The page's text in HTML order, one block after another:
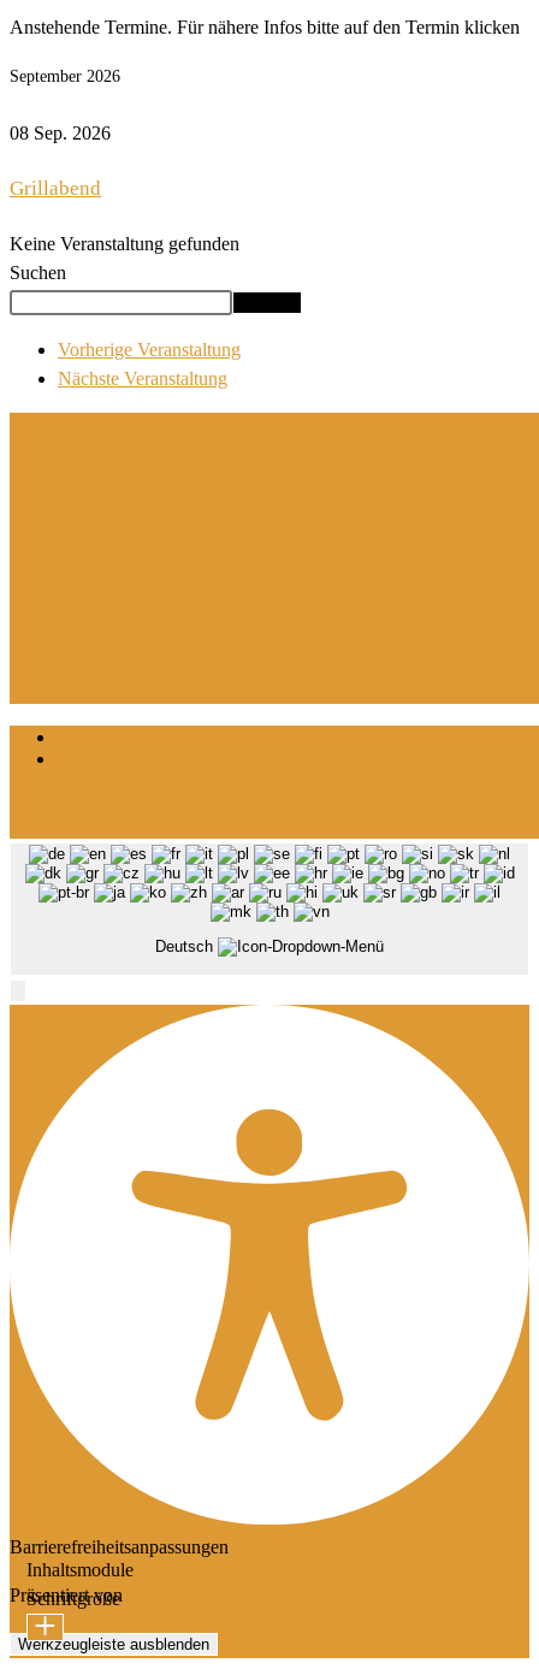
Anstehende Termine. Für nähere Infos bitte auf den Termin klicken
September 2026
08 Sep. 2026
Grillabend
Keine Veranstaltung gefunden
Suchen
Vorherige Veranstaltung
Nächste Veranstaltung
Deutsch
Barrierefreiheitsanpassungen
Präsentiert von
Werkzeugleiste ausblenden
Inhaltsmodule
Schriftgröße